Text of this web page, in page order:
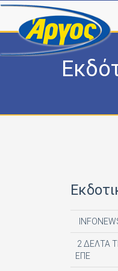
2 ΔΕΛΤΑ
ΕΠΕ